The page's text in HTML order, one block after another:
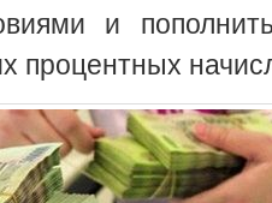
и
процентных